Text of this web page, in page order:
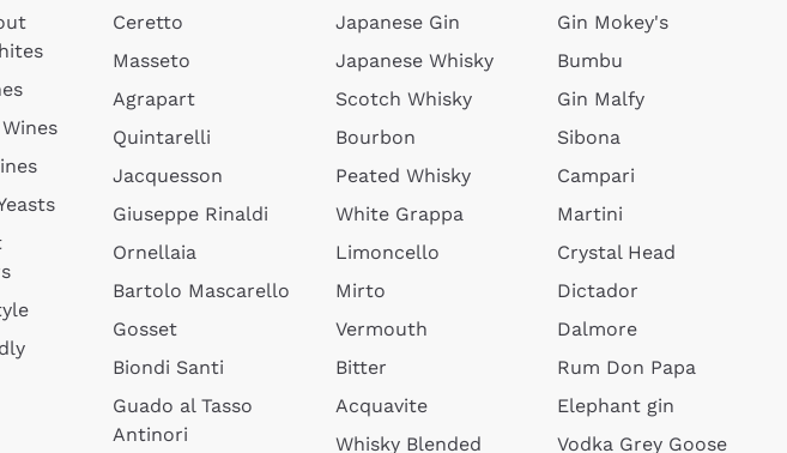
Ceretto
Masseto
Agrapart
Quintarelli
Jacquesson
Giuseppe Rinaldi
Ornellaia
Bartolo Mascarello
Gosset
Biondi Santi
Guado al Tasso
Antinori
Japanese Gin
Japanese Whisky
Scotch Whisky
Bourbon
Peated Whisky
White Grappa
Limoncello
Mirto
Vermouth
Bitter
Acquavite
Whisky Blended
Gin Mokey's
Bumbu
Gin Malfy
Sibona
Campari
Martini
Crystal Head
Dictador
Dalmore
Rum Don Papa
Elephant gin
Vodka Grey Goose